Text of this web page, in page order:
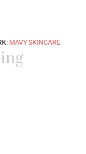
MAVY SKINCARE